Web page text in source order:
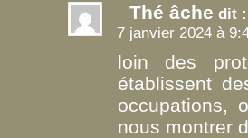
Thé âche dit :
7 janvier 2024 à
loin des
établissent
occupations,
nous montrer